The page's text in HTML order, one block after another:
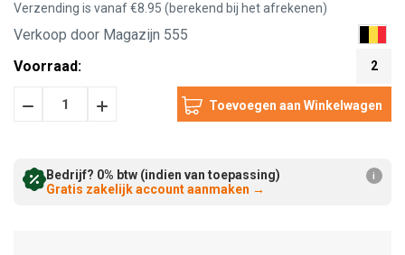
Verzending is vanaf €8.95 (berekend bij het afrekenen)
Verkoop door Magazijn 555
Voorraad:
2
HoeveelheidHoeveelheid
Bedrijf? 0% btw (indien van toepassing)
Gratis zakelijk account aanmaken →
i